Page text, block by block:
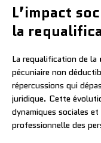
L’impact
la
La requalification de la
pécuniaire non
répercussions qui
juridique. Cette
dynamiques sociales
professionnelle des